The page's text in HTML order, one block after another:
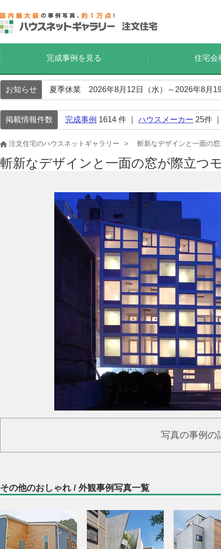
完成事例を見る 住宅会
お知らせ 夏季休業 2026年8月12日（水）～2026年8月
掲載情報件数 完成事例 1614 件 ｜ ハウスメーカー 25件
注文住宅のハウスネットギャラリー 斬新なデザインと一面の
斬新なデザインと一面の窓が際立つ
写真の事例の
その他のおしゃれ / 外観事例写真一覧